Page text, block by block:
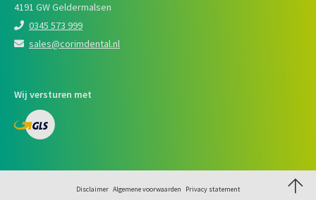
4191 GW Geldermalsen
0345 573 999
sales@corimdental.nl
Wij versturen met
Disclaimer Algemene voorwaarden Privacy statement